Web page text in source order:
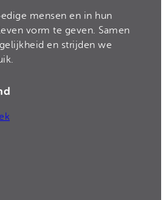
mensen en in hun
vorm te geven. Samen
en strijden we